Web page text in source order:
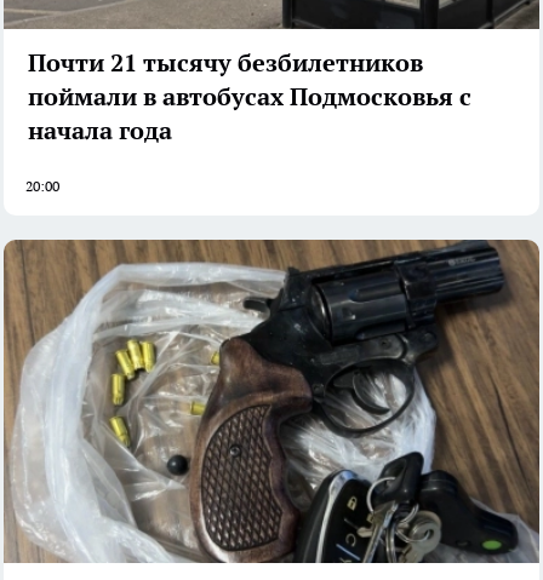
Почти 21 тысячу безбилетников
поймали в автобусах Подмосковья с
начала года
20:00